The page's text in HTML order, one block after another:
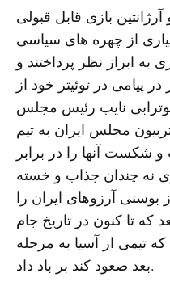
بازی قابل قبولی
از چهره های سیاسی
به ابراز نظر پرداختند و
پیامی در توئیتر خود از
نایب رئیس مجلس
مجلس ایران به تیم
شکست آنها را در برابر
نه چندان جذاب و خسته
آرزوهای ایران را
که تا کنون در تاریخ جام
تیمی از آسیا به مرحله
بعد صعود کند بر باد داد.